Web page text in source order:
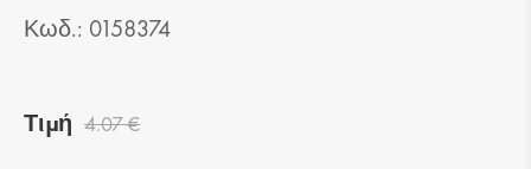
Κωδ.: 0158374
Τιμή 4.07 €